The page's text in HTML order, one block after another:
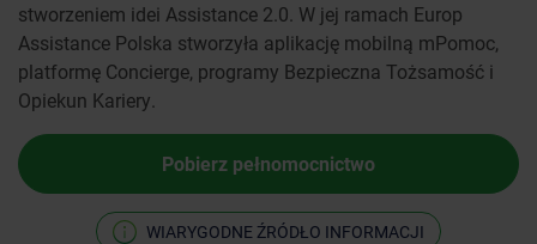
stworzeniem idei Assistance 2.0. W jej ramach Europ
Assistance Polska stworzyła aplikację mobilną mPomoc,
platformę Concierge, programy Bezpieczna Tożsamość i
Opiekun Kariery.
Pobierz pełnomocnictwo
WIARYGODNE ŹRÓDŁO INFORMACJI